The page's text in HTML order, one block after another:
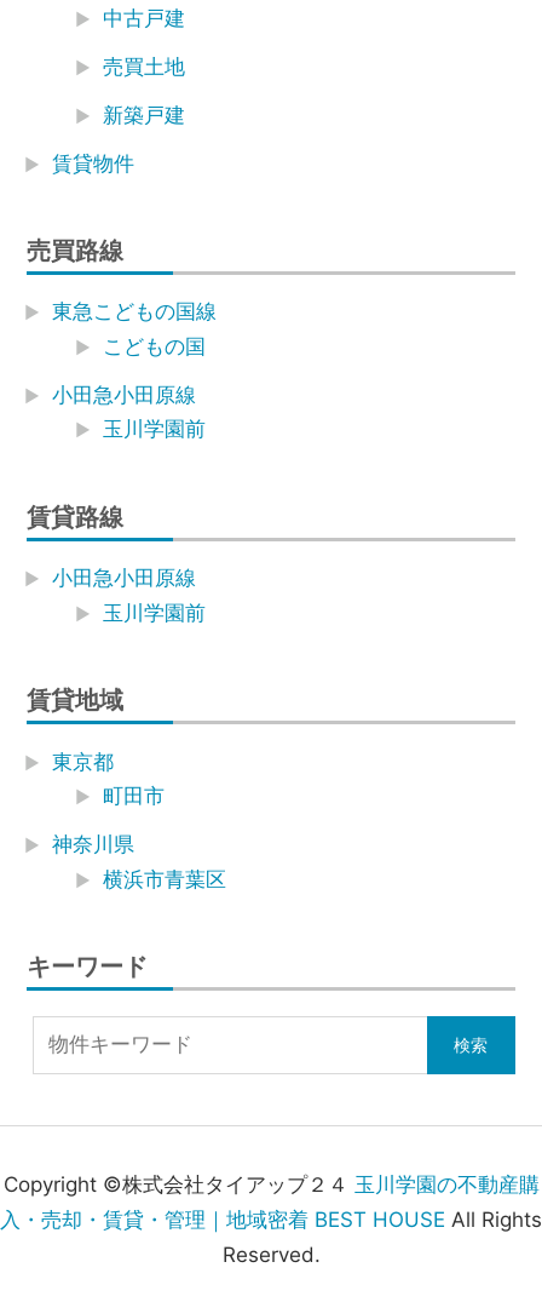
中古戸建
売買土地
新築戸建
賃貸物件
売買路線
東急こどもの国線
こどもの国
小田急小田原線
玉川学園前
賃貸路線
小田急小田原線
玉川学園前
賃貸地域
東京都
町田市
神奈川県
横浜市青葉区
キーワード
Copyright ©株式会社タイアップ２４ 玉川学園の不動産購
入・売却・賃貸・管理｜地域密着 BEST HOUSE All Rights
Reserved.